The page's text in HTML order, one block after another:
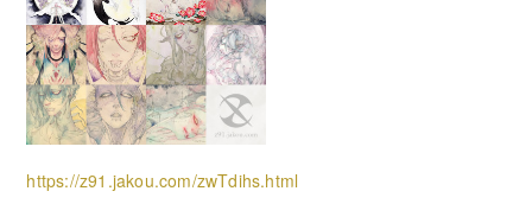
https://z91.jakou.com/zwTdihs.html